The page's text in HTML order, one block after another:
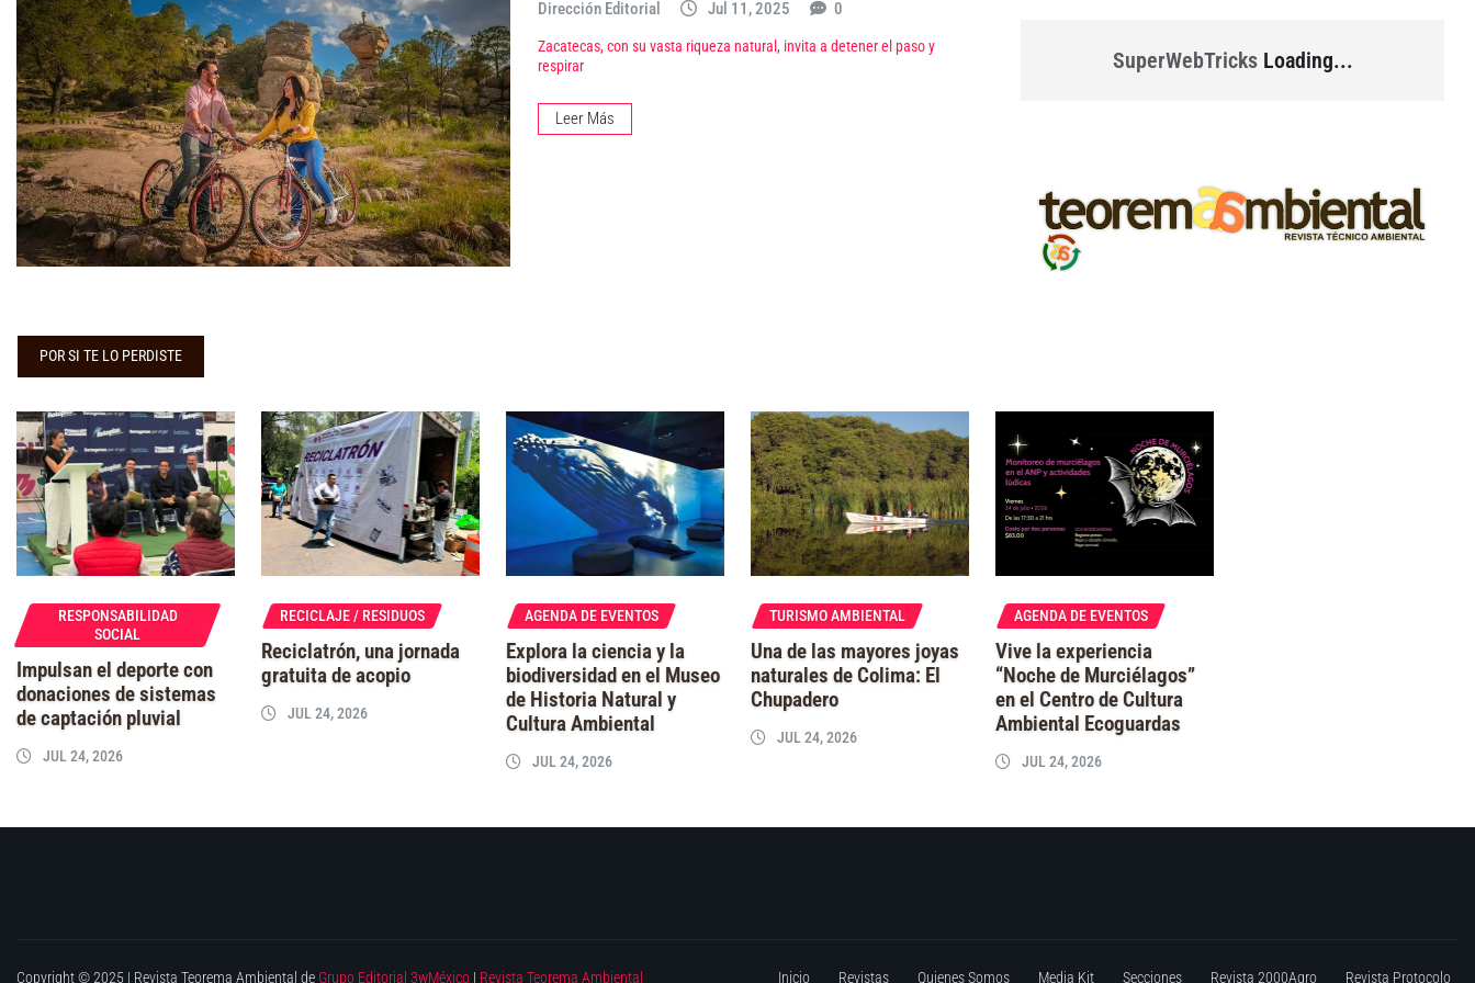
Dirección Editorial Jul 11, 2025 0
Zacatecas, con su vasta riqueza natural, invita a detener el paso y
respirar
Leer Más
SuperWebTricksLoading...
POR SI TE LO PERDISTE
RESPONSABILIDAD
SOCIAL
Impulsan el deporte con
donaciones de sistemas
de captación pluvial
JUL 24, 2026
RECICLAJE / RESIDUOS
Reciclatrón, una jornada
gratuita de acopio
JUL 24, 2026
AGENDA DE EVENTOS
Explora la ciencia y la
biodiversidad en el Museo
de Historia Natural y
Cultura Ambiental
JUL 24, 2026
TURISMO AMBIENTAL
Una de las mayores joyas
naturales de Colima: El
Chupadero
JUL 24, 2026
AGENDA DE EVENTOS
Vive la experiencia
“Noche de Murciélagos”
en el Centro de Cultura
Ambiental Ecoguardas
JUL 24, 2026
Copyright © 2025 | Revista Teorema Ambiental de Grupo Editorial 3wMéxico | Revista Teorema Ambiental Inicio Revistas Quienes Somos Media Kit Secciones Revista 2000Agro Revista Protocolo